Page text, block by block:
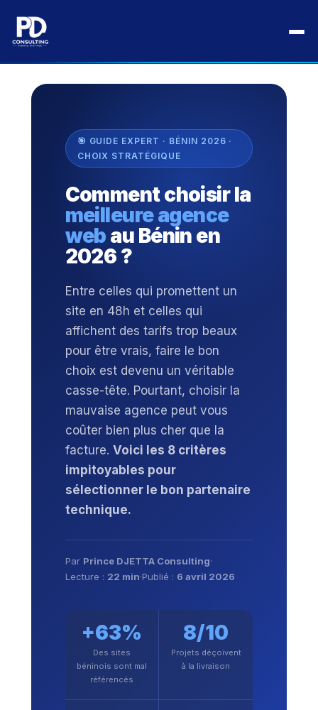
contenuAccueil
🎯 GUIDE EXPERT · BÉNIN 2026 ·
CHOIX STRATÉGIQUE
Comment choisir la
meilleure agence
web au Bénin en
2026 ?
Entre celles qui promettent un
site en 48h et celles qui
affichent des tarifs trop beaux
pour être vrais, faire le bon
choix est devenu un véritable
casse-tête. Pourtant, choisir la
mauvaise agence peut vous
coûter bien plus cher que la
facture. Voici les 8 critères
impitoyables pour
sélectionner le bon partenaire
technique.
Par Prince DJETTA Consulting·
Lecture : 22 min·Publié : 6 avril 2026
+63%
Des sites
béninois sont mal
référencés
8/10
Projets déçoivent
à la livraison